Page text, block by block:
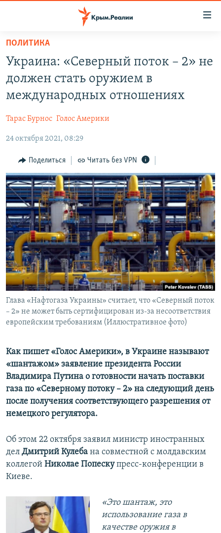
Вернуться
основному
содержанию
главной
навигации
Вернутся
поиску
СПЕЦПРОЕКТЫ
11 ЛЕТ ОККУПАЦИИ КРЫМА. 11 ИСТОРИЙ СОПРОТИВЛЕНИЯ
ЕЩЕ
ИНТЕРАКТИВ
ИНФОГРАФИКА
ТЕЛЕПРОЕКТ КРЫМ.РЕАЛИИ
СОВЕТЫ ПРАВОЗАЩИТНИКОВ
ПРОПАВШИЕ БЕЗ ВЕСТИ
ПОБЕДИТЕЛЕЙ НЕ СУДЯТ?
КРЫМ.НЕПОКОРЕННЫЙ
ELIFBE
УКРАИНСКАЯ ПРОБЛЕМА КРЫМА
РАДІО СВОБОДА
КАК ОБОЙТИ БЛОКИРОВКУ
Українською
Qırımtatar
ПРИСОЕДИНЯЙТЕСЬ!
Все сайты RFE/RL
ПОЛИТИКА
Украина: «Северный поток – 2» не
должен стать оружием в
международных отношениях
Тарас Бурнос Голос Америки
24 октября 2021, 08:29
Поделиться Читать без VPN
Глава «Нафтогаза Украины» считает, что «Северный поток
– 2» не может быть сертифицирован из-за несоответствия
европейским требованиям (Иллюстративное фото)
Как пишет «Голос Америки», в Украине называют
«шантажом» заявление президента России
Владимира Путина о готовности начать поставки
газа по «Северному потоку – 2» на следующий день
после получения соответствующего разрешения от
немецкого регулятора.
Об этом 22 октября заявил министр иностранных
дел Дмитрий Кулеба на совместной с молдавским
коллегой Николае Попескупресс-конференции в
Киеве.
«Это шантаж, это
использование газа в
качестве оружия в